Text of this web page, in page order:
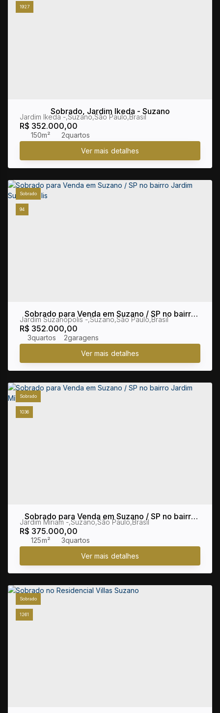
1927
Sobrado, Jardim Ikeda - Suzano
R$ 352.000,00
Jardim Ikeda ,Suzano,São Paulo,Brasil
2
150m²
94
Sobrado
Sobrado para Venda em Suzano / SP no bairro
Jardim Suzanópolis
R$ 352.000,00
Jardim Suzanópolis ,Suzano,São Paulo,Brasil
3 2
1036
Sobrado
Sobrado para Venda em Suzano / SP no bairro
Jardim Míriam
R$ 375.000,00
Jardim Míriam ,Suzano,São Paulo,Brasil
3
125m²
1261
Sobrado